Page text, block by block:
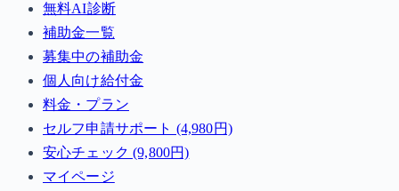
無料AI診断
補助金一覧
募集中の補助金
個人向け給付金
料金・プラン
セルフ申請サポート (4,980円)
安心チェック (9,800円)
マイページ